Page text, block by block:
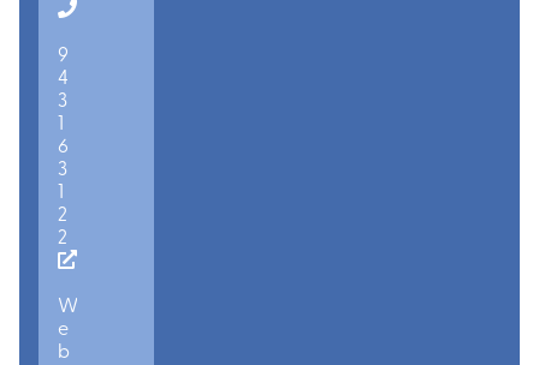
9
4
3
1
6
3
1
2
2
W
e
b